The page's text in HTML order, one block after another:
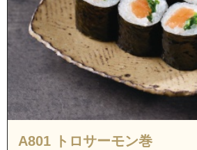
A801 トロサーモン巻